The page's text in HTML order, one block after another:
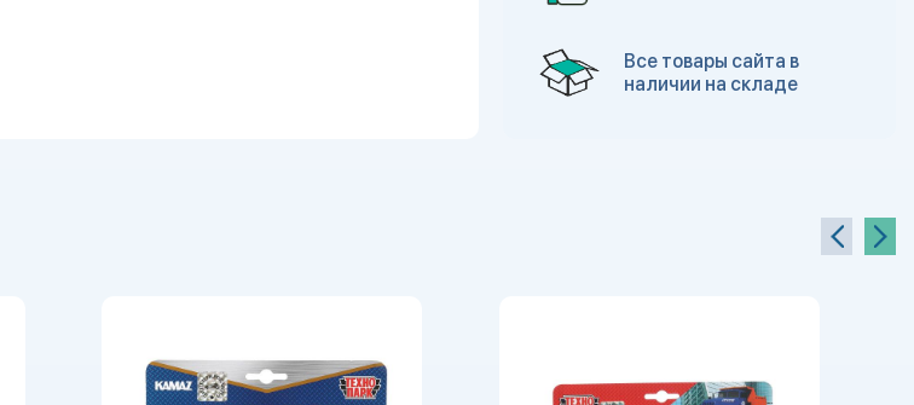
Все товары сайта в
наличии на складе